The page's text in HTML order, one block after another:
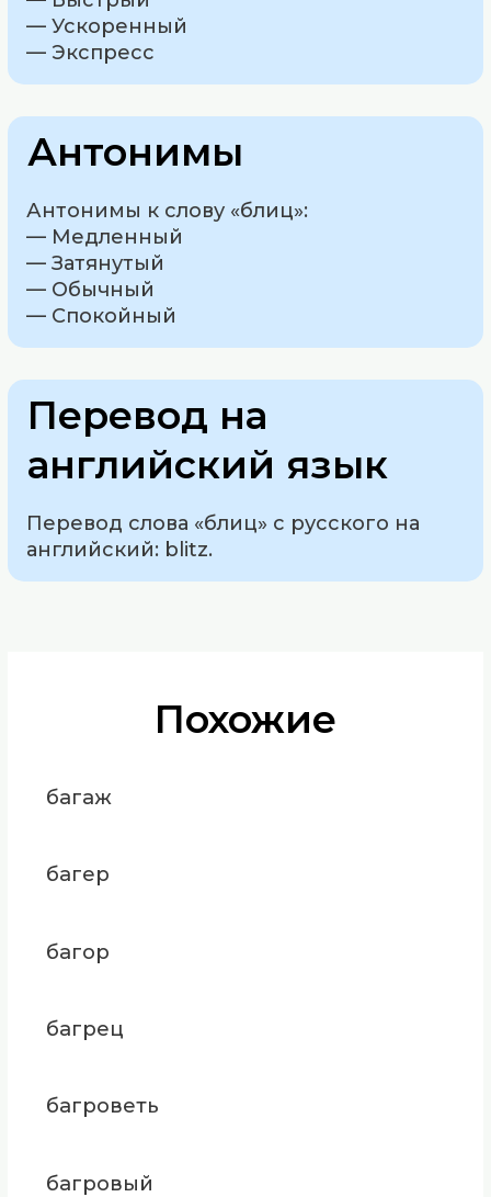
— Ускоренный
— Экспресс
Антонимы
Антонимы к слову «блиц»:
— Медленный
— Затянутый
— Обычный
— Спокойный
Перевод на
английский язык
Перевод слова «блиц» с русского на
английский: blitz.
Похожие
багаж
багер
багор
багрец
багроветь
багровый